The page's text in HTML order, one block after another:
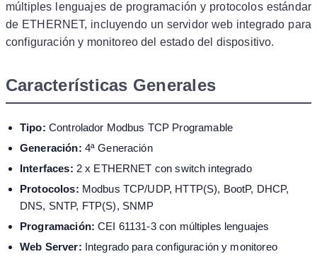
múltiples lenguajes de programación y protocolos estándar
de ETHERNET, incluyendo un servidor web integrado para
configuración y monitoreo del estado del dispositivo.
Características Generales
Tipo: Controlador Modbus TCP Programable
Generación: 4ª Generación
Interfaces: 2 x ETHERNET con switch integrado
Protocolos: Modbus TCP/UDP, HTTP(S), BootP, DHCP,
DNS, SNTP, FTP(S), SNMP
Programación: CEI 61131-3 con múltiples lenguajes
Web Server: Integrado para configuración y monitoreo